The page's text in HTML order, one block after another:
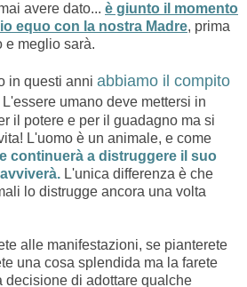
avere dato... è giunto il momento
equo con la nostra Madre, prima
e meglio sarà.
in questi anni abbiamo il compito
L'essere umano deve mettersi in
il potere e per il guadagno ma si
L'uomo è un animale, e come
continuerà a distruggere il suo
L'unica differenza è che
lo distrugge ancora una volta
alle manifestazioni, se pianterete
una cosa splendida ma la farete
decisione di adottare qualche